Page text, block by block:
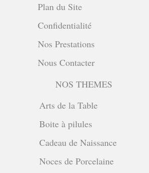
Plan du Site
Confidentialité
Nos Prestations
Nous Contacter
NOS THEMES
Arts de la Table
Boite à pilules
Cadeau de Naissance
Noces de Porcelaine